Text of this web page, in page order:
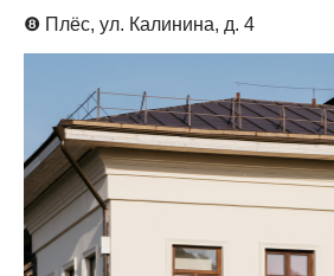
❽ Плёс, ул. Калинина, д. 4